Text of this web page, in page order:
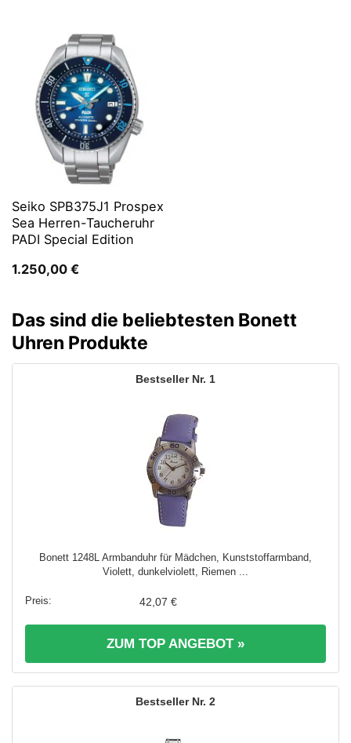
Seiko SPB375J1 Prospex
Sea Herren-Taucheruhr
PADI Special Edition
1.250,00 €
Das sind die beliebtesten Bonett
Uhren Produkte
1
Bonett 1248L Armbanduhr für Mädchen, Kunststoffarmband,
Violett, dunkelviolett, Riemen ...
42,07 €
ZUM TOP ANGEBOT »
2